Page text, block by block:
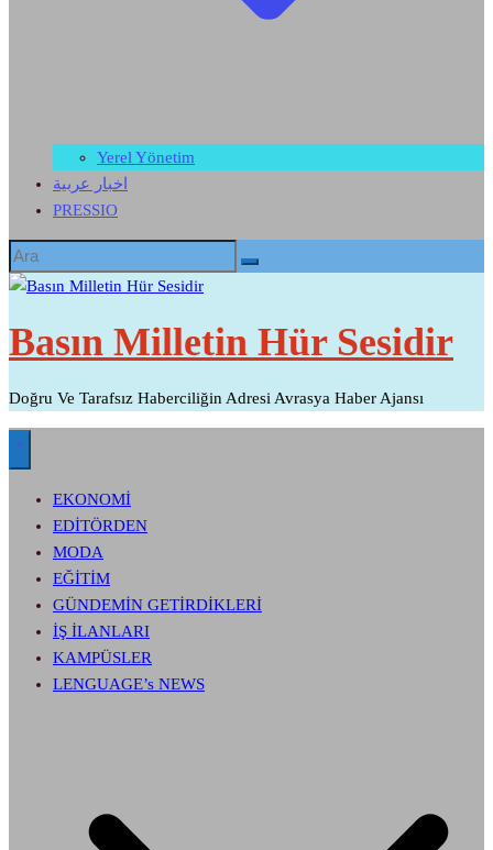
Yerel Yönetim
اخبار عربية
PRESSIO
Basın Milletin Hür Sesidir
Doğru Ve Tarafsız Haberciliğin Adresi Avrasya Haber Ajansı
EKONOMİ
EDİTÖRDEN
MODA
EĞİTİM
GÜNDEMİN GETİRDİKLERİ
İŞ İLANLARI
KAMPÜSLER
LENGUAGE’s NEWS